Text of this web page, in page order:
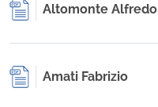
Altomonte Alfredo
Amati Fabrizio